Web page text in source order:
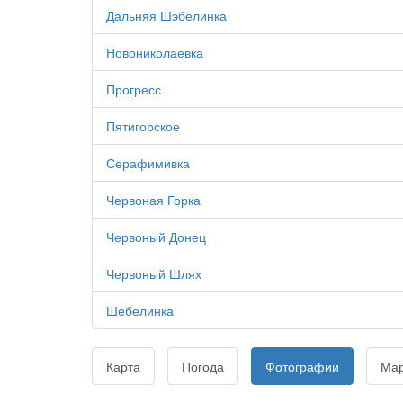
Дальняя Шэбелинка
Новониколаевка
Прогресс
Пятигорское
Серафимивка
Червоная Горка
Червоный Донец
Червоный Шлях
Шебелинка
Карта Погода Фотографии